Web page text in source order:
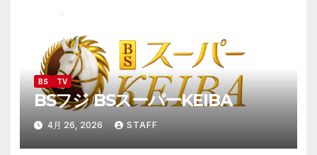
ン
BS TV
BSフジ BSスーパーKEIBA
4月 26, 2026 STAFF